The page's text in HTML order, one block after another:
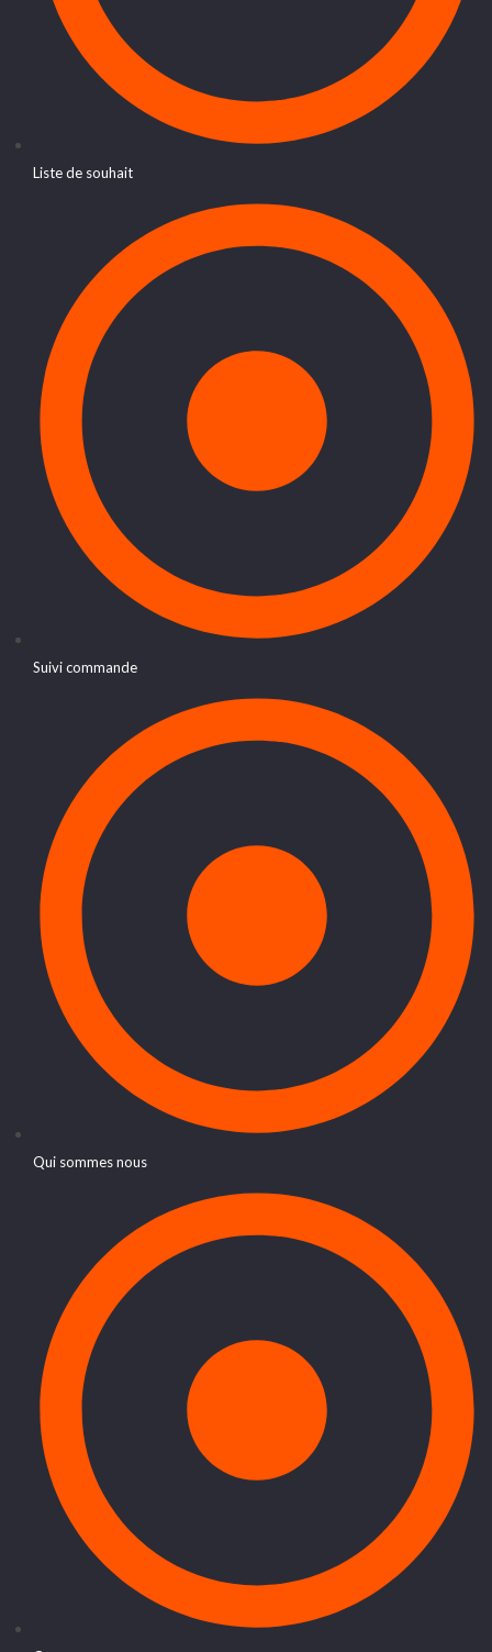
Liste de souhait
Suivi commande
Qui sommes nous